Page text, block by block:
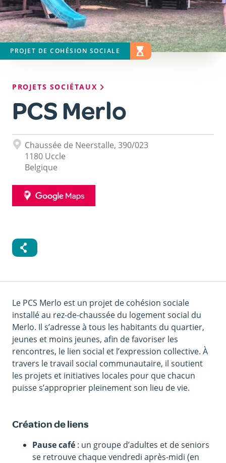
Fil
d'Ariane
PROJETS SOCIÉTAUX
PCS Merlo
Adresse
Chaussée de Neerstalle, 390/023
1180 Uccle
Belgique
GOOGLE
PROJET DE COHÉSION SOCIALE STATUT DU PROJET
EN COURS
Le PCS Merlo est un projet de cohésion sociale
installé au rez-de-chaussée du logement social du
Merlo. Il s’adresse à tous les habitants du quartier,
jeunes et moins jeunes, afin de favoriser les
rencontres, le lien social et l’expression collective. À
travers le travail social communautaire, il soutient
les projets et initiatives locales pour que chacun
puisse s’approprier pleinement son lieu de vie.
Création de liens
Pause café : un groupe d’adultes et de seniors
se retrouve chaque vendredi après-midi (en